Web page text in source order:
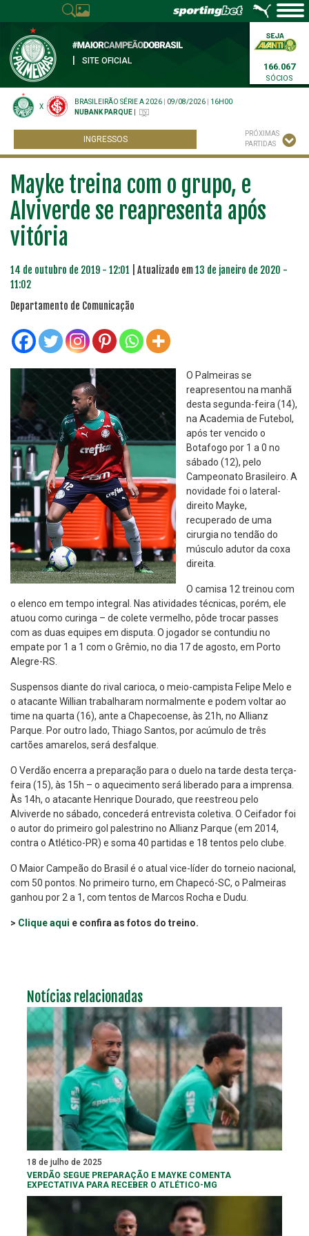
SITE OFICIAL
166.067
SÓCIOS
X
BRASILEIRÃO SÉRIE A 2026 09/08/2026
16H00
NUBANK PARQUE
INGRESSOS
PRÓXIMAS
PARTIDAS
Mayke treina com o grupo, e
Alviverde se reapresenta após
vitória
14 de outubro de 2019 - 12:01 | Atualizado em13 de janeiro de 2020 -
11:02
Departamento de Comunicação
O Palmeiras se
reapresentou na manhã
desta segunda-feira (14),
na Academia de Futebol,
após ter vencido o
Botafogo por 1 a 0 no
sábado (12), pelo
Campeonato Brasileiro. A
novidade foi o lateral-
direito Mayke,
recuperado de uma
cirurgia no tendão do
músculo adutor da coxa
direita.
O camisa 12 treinou com
o elenco em tempo integral. Nas atividades técnicas, porém, ele
atuou como curinga – de colete vermelho, pôde trocar passes
com as duas equipes em disputa. O jogador se contundiu no
empate por 1 a 1 com o Grêmio, no dia 17 de agosto, em Porto
Alegre-RS.
Suspensos diante do rival carioca, o meio-campista Felipe Melo e
o atacante Willian trabalharam normalmente e podem voltar ao
time na quarta (16), ante a Chapecoense, às 21h, no Allianz
Parque. Por outro lado, Thiago Santos, por acúmulo de três
cartões amarelos, será desfalque.
O Verdão encerra a preparação para o duelo na tarde desta terça-
feira (15), às 15h – o aquecimento será liberado para a imprensa.
Às 14h, o atacante Henrique Dourado, que reestreou pelo
Alviverde no sábado, concederá entrevista coletiva. O Ceifador foi
o autor do primeiro gol palestrino no Allianz Parque (em 2014,
contra o Atlético-PR) e soma 40 partidas e 18 tentos pelo clube.
O Maior Campeão do Brasil é o atual vice-líder do torneio nacional,
com 50 pontos. No primeiro turno, em Chapecó-SC, o Palmeiras
ganhou por 2 a 1, com tentos de Marcos Rocha e Dudu.
> Clique aqui e confira as fotos do treino.
Notícias relacionadas
18 de julho de 2025
VERDÃO SEGUE PREPARAÇÃO E MAYKE COMENTA
EXPECTATIVA PARA RECEBER O ATLÉTICO-MG